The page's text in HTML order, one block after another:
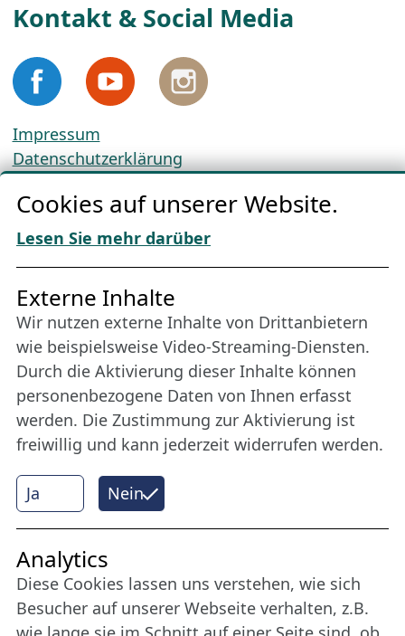
Kontakt & Social Media
Impressum
Datenschutzerklärung
AGBs
Download „Nordic Tango“
Freundes­kreis
Bleiben Sie uns das ganze Jahr über verbunden:
Werden Sie Freund der Nordischen Filmtage
Lübeck.
Mehr erfahren
Internet Partner
Cookies auf unserer Website.
Lesen Sie mehr darüber
Ja Nein
Externe Inhalte
Wir nutzen externe Inhalte von Drittanbietern
wie beispielsweise Video-Streaming-Diensten.
Durch die Aktivierung dieser Inhalte können
personenbezogene Daten von Ihnen erfasst
werden. Die Zustimmung zur Aktivierung ist
freiwillig und kann jederzeit widerrufen werden.
Analytics
Diese Cookies lassen uns verstehen, wie sich
Besucher auf unserer Webseite verhalten, z.B.